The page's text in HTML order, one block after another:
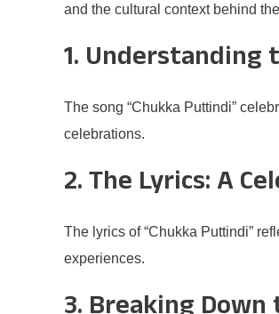
and the cultural context behind
1. Understanding
The song “Chukka Puttindi”
celebrations.
2. The Lyrics: A
The lyrics of “Chukka Puttindi”
experiences.